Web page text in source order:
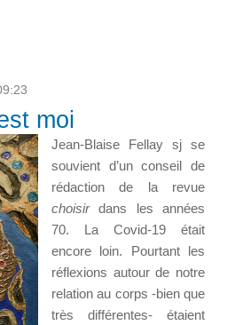
moi
Jean-Blaise Fellay sj se
souvient d’un conseil de
rédaction de la revue
choisirdans les années
70. La Covid-19 était
encore loin. Pourtant les
réflexions autour de notre
relation au corps -bien que
très différentes- étaient